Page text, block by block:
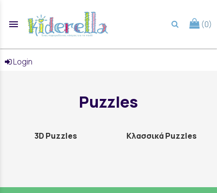
menu (0)
Login
Puzzles
3D Puzzles Κλασσικά Puzzles